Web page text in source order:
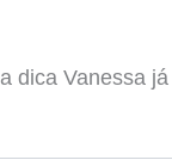
dica Vanessa